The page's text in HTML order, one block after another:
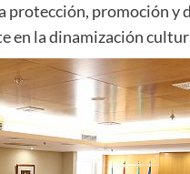
protección, promoción
en la dinamización